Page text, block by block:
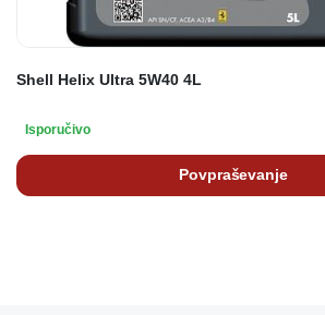
Shell Helix Ultra 5W40 4L
Isporučivo
Povpraševanje